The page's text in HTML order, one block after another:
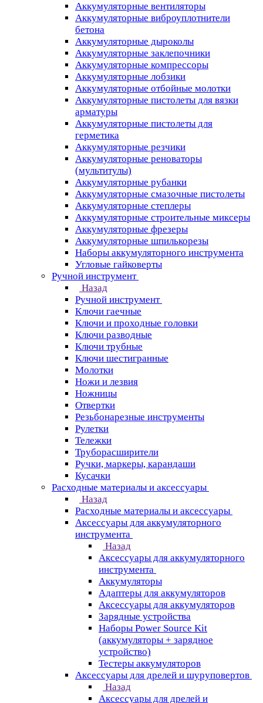
Аккумуляторные вентиляторы
Аккумуляторные виброуплотнители
бетона
Аккумуляторные дыроколы
Аккумуляторные заклепочники
Аккумуляторные компрессоры
Аккумуляторные лобзики
Аккумуляторные отбойные молотки
Аккумуляторные пистолеты для вязки
арматуры
Аккумуляторные пистолеты для
герметика
Аккумуляторные резчики
Аккумуляторные реноваторы
(мультитулы)
Аккумуляторные рубанки
Аккумуляторные смазочные пистолеты
Аккумуляторные степлеры
Аккумуляторные строительные миксеры
Аккумуляторные фрезеры
Аккумуляторные шпилькорезы
Наборы аккумуляторного инструмента
Угловые гайковерты
Ручной инструмент
Назад
Ручной инструмент
Ключи гаечные
Ключи и проходные головки
Ключи разводные
Ключи трубные
Ключи шестигранные
Молотки
Ножи и лезвия
Ножницы
Отвертки
Резьбонарезные инструменты
Рулетки
Тележки
Труборасширители
Ручки, маркеры, карандаши
Кусачки
Расходные материалы и аксессуары
Назад
Расходные материалы и аксессуары
Аксессуары для аккумуляторного
инструмента
Назад
Аксессуары для аккумуляторного
инструмента
Aккумуляторы
Адаптеры для аккумуляторов
Аксессуары для аккумуляторов
Зарядные устройства
Наборы Power Source Kit
(аккумуляторы + зарядное
устройство)
Тестеры аккумуляторов
Аксессуары для дрелей и шуруповертов
Назад
Аксессуары для дрелей и